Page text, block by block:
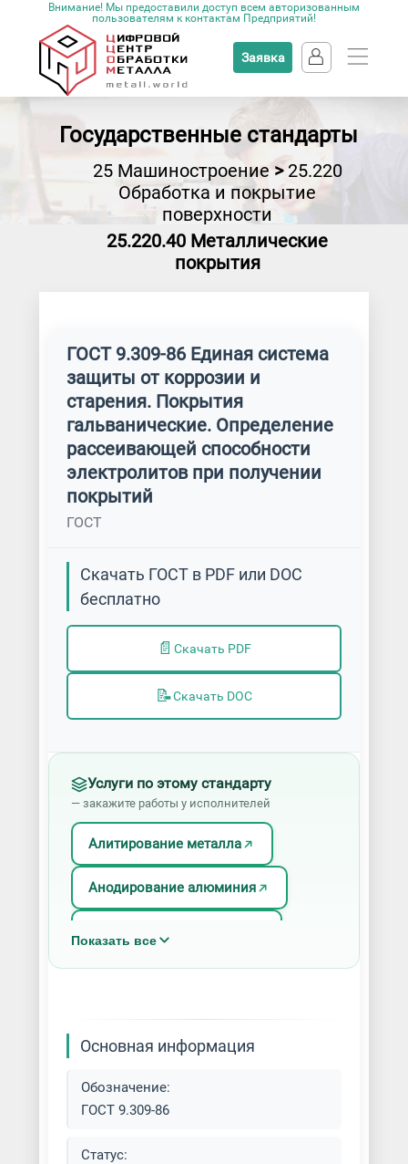
Внимание! Мы предоставили доступ всем авторизованным
пользователям к контактам Предприятий!
Заявка
Государственные стандарты
25 Машиностроение>25.220
Обработка и покрытие
поверхности
25.220.40 Металлические
покрытия
ГОСТ 9.309-86 Единая система
защиты от коррозии и
старения. Покрытия
гальванические. Определение
рассеивающей способности
электролитов при получении
покрытий
ГОСТ
Скачать ГОСТ в PDF или DOC
бесплатно
📄 Скачать PDF
📝Скачать DOC
Услуги по этому стандарту
— закажите работы у исполнителей
Алитирование металла
Анодирование алюминия
Гальваническое цинкование
Голубое травление
Горячее цинкование
Показать все
Основная информация
Обозначение:
ГОСТ 9.309-86
Статус: